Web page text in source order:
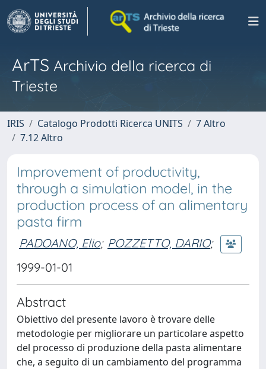
ArTS Archivio della ricerca di
Trieste
IRIS Catalogo Prodotti Ricerca UNITS
7 Altro
7.12 Altro
Improvement of productivity,
through a simulation model, in the
production process of an alimentary
pasta firm
PADOANO, Elio; POZZETTO, DARIO;
1999-01-01
Abstract
Obiettivo del presente lavoro è trovare delle
metodologie per migliorare un particolare aspetto
del processo di produzione della pasta alimentare
che, a seguito di un cambiamento del programma